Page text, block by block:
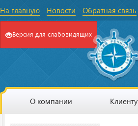
На главную Новости Обратная связь
Версия для слабовидящих
О компании Клиенту